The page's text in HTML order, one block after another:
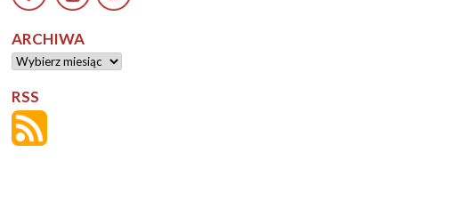
ARCHIWA
Archiwa
RSS